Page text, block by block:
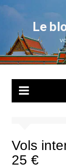
Aller
contenu
Le
Vols
25 €